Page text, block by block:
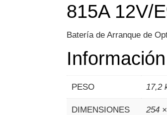
815A 12V/
Batería de Arranque de
PESO 17,2
DIMENSIONES 254